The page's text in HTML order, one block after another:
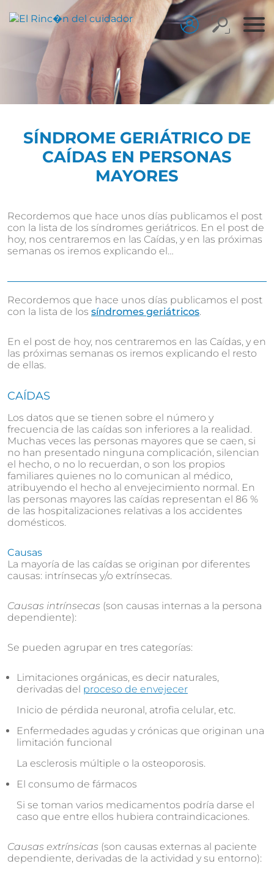
SÍNDROME GERIÁTRICO DE
CAÍDAS EN PERSONAS
MAYORES
Recordemos que hace unos días publicamos el post
con la lista de los síndromes geriátricos. En el post de
hoy, nos centraremos en las Caídas, y en las próximas
semanas os iremos explicando el…
Recordemos que hace unos días publicamos el post
con la lista de los síndromes geriátricos.
En el post de hoy, nos centraremos en las Caídas, y en
las próximas semanas os iremos explicando el resto
de ellas.
CAÍDAS
Los datos que se tienen sobre el número y
frecuencia de las caídas son inferiores a la realidad.
Muchas veces las personas mayores que se caen, si
no han presentado ninguna complicación, silencian
el hecho, o no lo recuerdan, o son los propios
familiares quienes no lo comunican al médico,
atribuyendo el hecho al envejecimiento normal. En
las personas mayores las caídas representan el 86 %
de las hospitalizaciones relativas a los accidentes
domésticos.
Causas
La mayoría de las caídas se originan por diferentes
causas: intrínsecas y/o extrínsecas.
Causas intrínsecas (son causas internas a la persona
dependiente):
Se pueden agrupar en tres categorías:
Limitaciones orgánicas, es decir naturales,
derivadas del proceso de envejecer
Inicio de pérdida neuronal, atrofia celular, etc.
Enfermedades agudas y crónicas que originan una
limitación funcional
La esclerosis múltiple o la osteoporosis.
El consumo de fármacos
Si se toman varios medicamentos podría darse el
caso que entre ellos hubiera contraindicaciones.
Causas extrínsicas (son causas externas al paciente
dependiente, derivadas de la actividad y su entorno):